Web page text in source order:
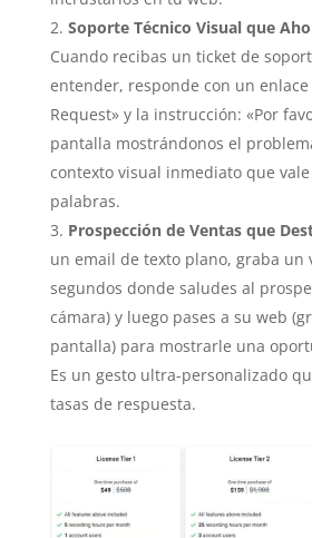
Soporte Técnico Visual que
Cuando recibas un ticket de
entender, responde con un enlace
Request» y la instrucción: «Por
pantalla mostrándonos el
contexto visual inmediato que
palabras.
Prospección de Ventas que
un email de texto plano, graba un
segundos donde saludes al
cámara) y luego pases a su web
pantalla) para mostrarle una
Es un gesto ultra-personalizado
tasas de respuesta.